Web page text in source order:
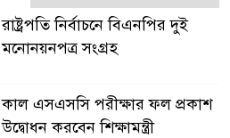
রাষ্ট্রপতি নির্বাচনে বিএনপির দুই
মনোনয়নপত্র সংগ্রহ
কাল এসএসসি পরীক্ষার ফল প্রকাশ
উদ্বোধন করবেন শিক্ষামন্ত্রী